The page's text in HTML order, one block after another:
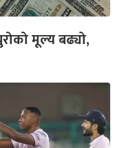
मूल्य बढ्यो,